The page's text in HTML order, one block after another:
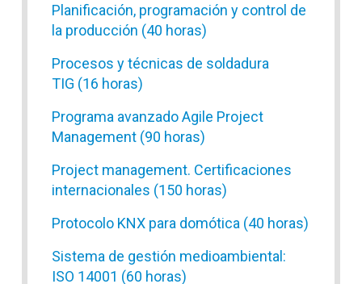
Planificación, programación y control de
la producción (40 horas)
Procesos y técnicas de soldadura
TIG (16 horas)
Programa avanzado Agile Project
Management (90 horas)
Project management. Certificaciones
internacionales (150 horas)
Protocolo KNX para domótica (40 horas)
Sistema de gestión medioambiental:
ISO 14001 (60 horas)